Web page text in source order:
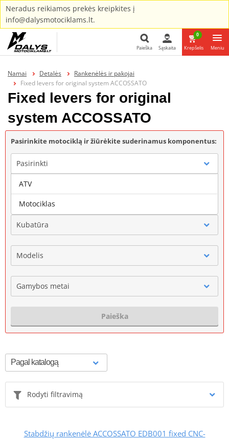
Neradus reikiamos prekės kreipkites į
info@dalysmotociklams.lt.
Paieška Sąskaita
0
Krepšelis Meniu
Namai Detalės
Rankenėlės ir pakojai
Fixed levers for original system ACCOSSATO
Fixed levers for original
system ACCOSSATO
Pasirinkite motociklą ir žiūrėkite suderinamus komponentus:
Pasirinkti
Gamintojas
Kubatūra
Modelis
Gamybos metai
Paieška
Rodyti filtravimą
Stabdžių rankenėlė ACCOSSATO EDB001 fixed CNC-
ATV
Motociklas